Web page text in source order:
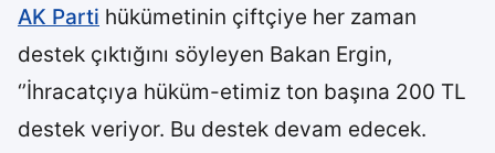
AK Parti hükümetinin çiftçiye her zaman
destek çıktığını söyleyen Bakan Ergin,
‘’İhracatçıya hüküm-etimiz ton başına 200 TL
destek veriyor. Bu destek devam edecek.